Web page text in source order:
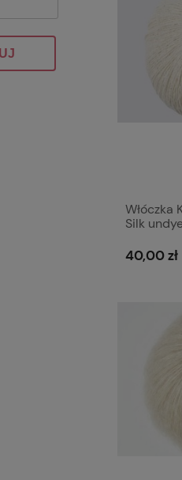
Włóczka
Silk
40,00 zł